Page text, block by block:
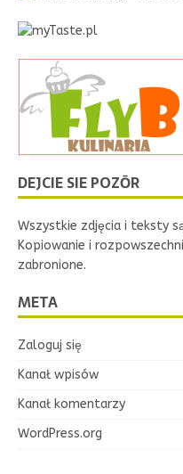
DEJCIE SIE POZŌR
Wszystkie zdjęcia i teksty
Kopiowanie i
zabronione.
META
Zaloguj się
Kanał wpisów
Kanał komentarzy
WordPress.org